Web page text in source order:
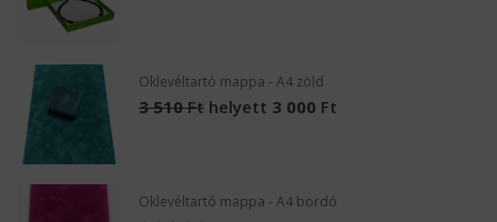
Oklevéltartó mappa - A4 zöld
3 510 Ft helyett 3 000 Ft
Oklevéltartó mappa - A4 bordó